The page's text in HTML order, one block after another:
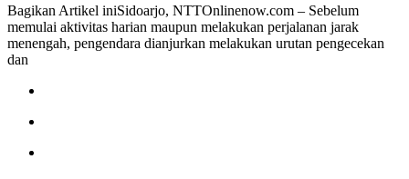
Bagikan Artikel iniSidoarjo, NTTOnlinenow.com – Sebelum
memulai aktivitas harian maupun melakukan perjalanan jarak
menengah, pengendara dianjurkan melakukan urutan pengecekan
dan